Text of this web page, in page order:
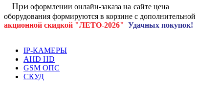
При оформлении онлайн-заказа на сайте цена
оборудования формируются в корзине с дополнительной
акционной скидкой "ЛЕТО-2026" Удачных покупок!
IP-КАМЕРЫ
AHD HD
GSM ОПС
СКУД